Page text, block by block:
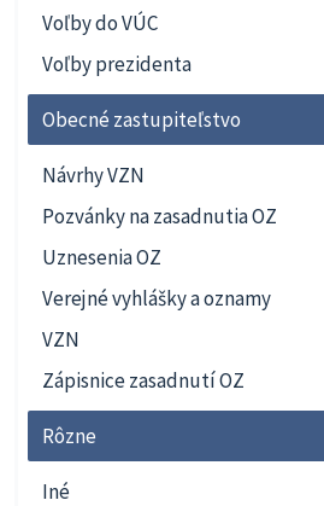
Voľby do VÚC
Voľby prezidenta
Obecné zastupiteľstvo
Návrhy VZN
Pozvánky na zasadnutia OZ
Uznesenia OZ
Verejné vyhlášky a oznamy
VZN
Zápisnice zasadnutí OZ
Rôzne
Iné